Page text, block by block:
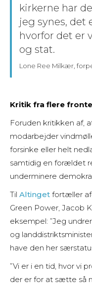
kirkerne har
jeg synes, det
hvorfor det er
og stat.
Lone Ree Milkær,
Kritik fra flere
Foruden kritikken af,
modarbejder
forsinke eller helt
samtidig en forældet
underminere
Til Altinget fortæller
Green Power, Jacob
eksempel: ”Jeg
og
have den her
”Vi er i en tid, hvor vi
der er for at sætte så